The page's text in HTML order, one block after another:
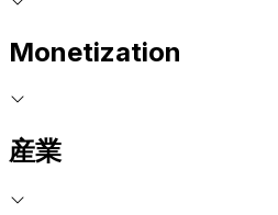
Monetization
産業